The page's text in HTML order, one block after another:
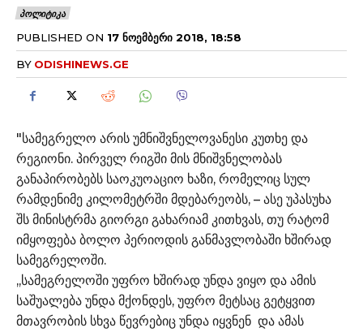
ᲞᲝᲚᲘᲢᲘᲙᲐ
PUBLISHED ON 17 ᲜᲝᲔᲛᲑᲔᲠᲘ 2018, 18:58
BY ODISHINEWS.GE
"სამეგრელო არის უმნიშვნელოვანესი კუთხე და
რეგიონი. პირველ რიგში მის მნიშვნელობას
განაპირობებს საოკუოაციო ხაზი, რომელიც სულ
რამდენიმე კილომეტრში მდებარეობს, – ასე უპასუხა
შს მინისტრმა გიორგი გახარიამ კითხვას, თუ რატომ
იმყოფება ბოლო პერიოდის განმავლობაში ხშირად
სამეგრელოში.
,,სამეგრელოში უფრო ხშირად უნდა ვიყო და ამის
საშუალება უნდა მქონდეს, უფრო მეტსაც გეტყვით
მთავრობის სხვა წევრებიც უნდა იყვნენ და ამას